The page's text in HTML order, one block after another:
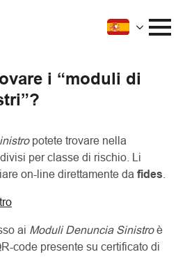
i “moduli di
potete trovare nella
per classe di rischio. Li
on-line direttamente da fides
ai Moduli Denuncia Sinistroè
code presente su certificato di